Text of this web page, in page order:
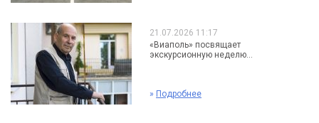
21.07.2026 11:17
«Виаполь» посвящает
экскурсионную неделю...
» Подробнее